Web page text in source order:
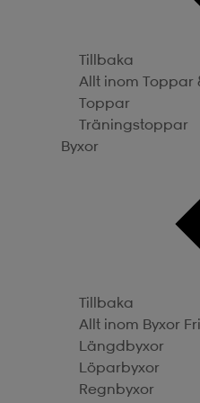
Tillbaka
Allt inom Toppar
Toppar
Träningstoppar
Byxor
Tillbaka
Allt inom Byxor
Längdbyxor
Löparbyxor
Regnbyxor